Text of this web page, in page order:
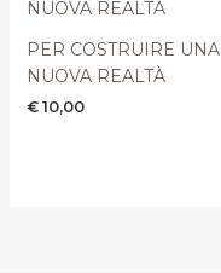
PER COSTRUIRE UNA
NUOVA REALTÀ
€10,00